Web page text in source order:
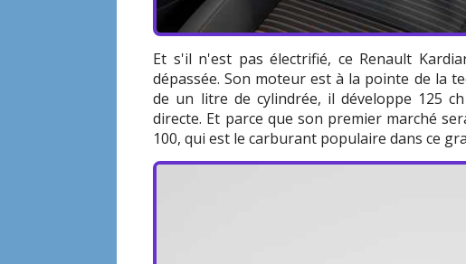
Et s'il n'est pas électrifié, ce Renault
dépassée. Son moteur est à la pointe de la
de un litre de cylindrée, il développe 125
directe. Et parce que son premier marché
100, qui est le carburant populaire dans ce